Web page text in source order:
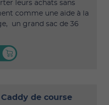
leurs achats sans
comme une aide à la
un grand sac de 36
de course